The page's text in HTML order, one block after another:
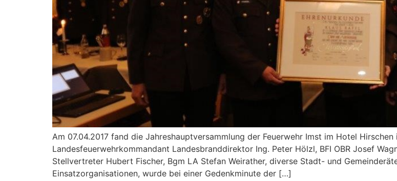
Am 07.04.2017 fand die Jahreshauptversammlung der Feuerwehr Imst im Hotel
Landesfeuerwehrkommandant Landesbranddirektor Ing. Peter Hölzl, BFI OBR Josef
Stellvertreter Hubert Fischer, Bgm LA Stefan Weirather, diverse Stadt- und
Einsatzorganisationen, wurde bei einer Gedenkminute der […]